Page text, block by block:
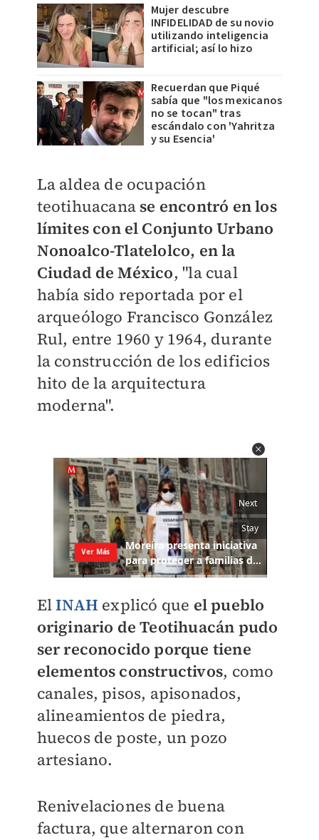
Mujer descubre
INFIDELIDAD de su novio
utilizando inteligencia
artificial; así lo hizo
Recuerdan que Piqué
sabía que "los mexicanos
no se tocan" tras
escándalo con 'Yahritza
y su Esencia'
La aldea de ocupación
teotihuacana se encontró en los
límites con el Conjunto Urbano
Nonoalco-Tlatelolco, en la
Ciudad de México, "la cual
había sido reportada por el
arqueólogo Francisco González
Rul, entre 1960 y 1964, durante
la construcción de los edificios
hito de la arquitectura
moderna".
ElINAH explicó que el pueblo
originario de Teotihuacán pudo
ser reconocido porque tiene
elementos constructivos, como
canales, pisos, apisonados,
alineamientos de piedra,
huecos de poste, un pozo
artesiano.
Renivelaciones de buena
factura, que alternaron con